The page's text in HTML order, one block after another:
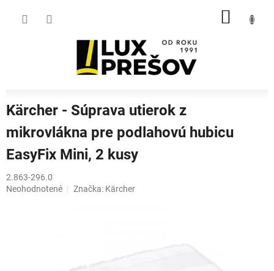
Kärcher - Súprava utierok z
mikrovlákna pre podlahovú hubicu
EasyFix Mini, 2 kusy
2.863-296.0
Priemerné
Neohodnotené Značka: Kärcher